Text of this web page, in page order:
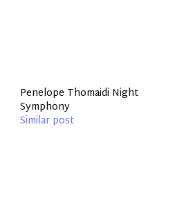
Penelope Thomaidi Night
Symphony
Similar post